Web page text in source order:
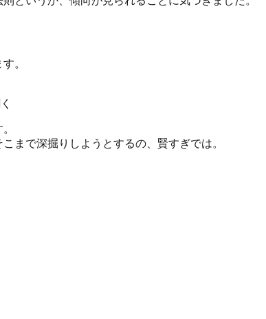
。
まで深掘りしようとするの、賢すぎでは。